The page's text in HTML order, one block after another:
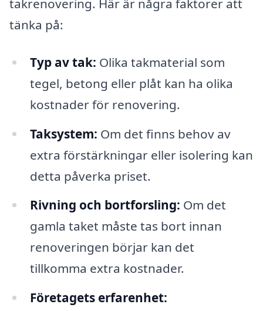
takrenovering. Här är några faktorer att
tänka på:
Typ av tak: Olika takmaterial som
tegel, betong eller plåt kan ha olika
kostnader för renovering.
Taksystem: Om det finns behov av
extra förstärkningar eller isolering kan
detta påverka priset.
Rivning och bortforsling: Om det
gamla taket måste tas bort innan
renoveringen börjar kan det
tillkomma extra kostnader.
Företagets erfarenhet: